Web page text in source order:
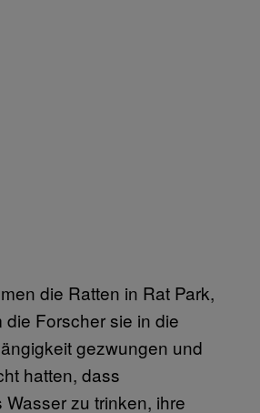
die Ratten in Rat Park,
Forscher sie in die
gezwungen und
hatten, dass
zu trinken, ihre